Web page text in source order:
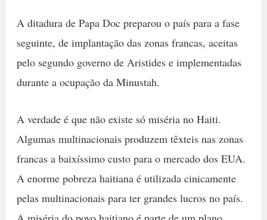
A ditadura de Papa Doc preparou o país para a fase
seguinte, de implantação das zonas francas, aceitas
pelo segundo governo de Aristides e implementadas
durante a ocupação da Minustah.
A verdade é que não existe só miséria no Haiti.
Algumas multinacionais produzem têxteis nas zonas
francas a baixíssimo custo para o mercado dos EUA.
A enorme pobreza haitiana é utilizada cinicamente
pelas multinacionais para ter grandes lucros no país.